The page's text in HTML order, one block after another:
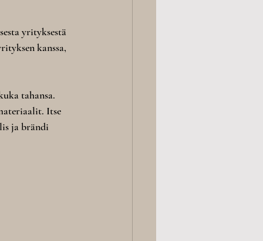
yrityksestä
kanssa,
tahansa.
Itse
ja brändi